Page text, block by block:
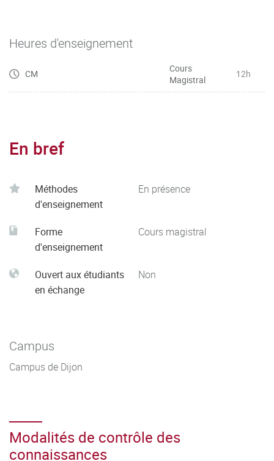
Heures d'enseignement
CM
Cours
Magistral
12h
En bref
Méthodes
d'enseignement
En présence
Forme
d'enseignement
Cours magistral
Ouvert aux étudiants
en échange
Non
Campus
Campus de Dijon
Modalités de contrôle des
connaissances